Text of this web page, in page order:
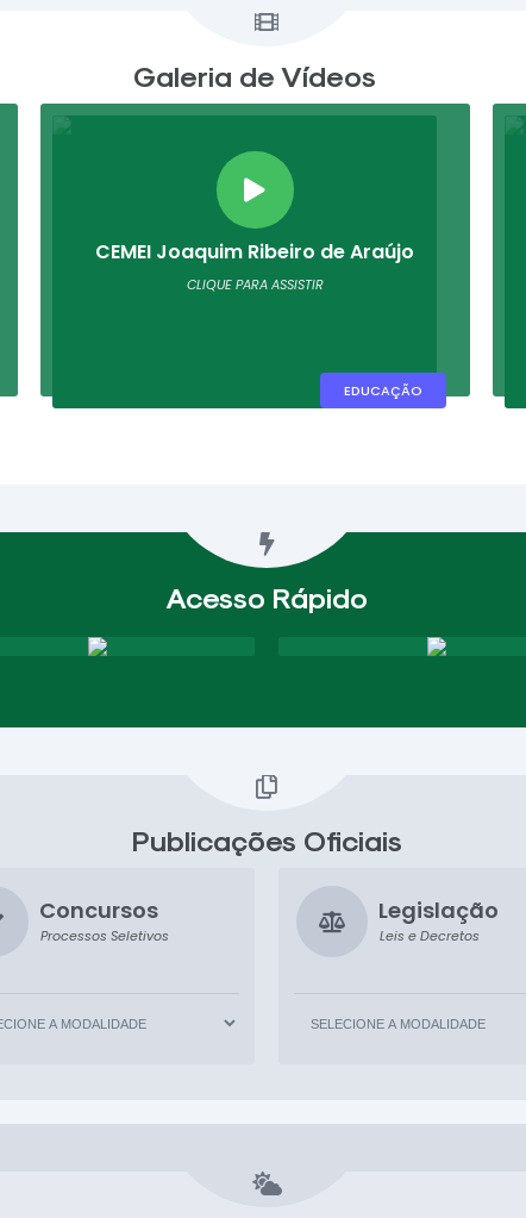
Galeria de Vídeos
CEMEI Joaquim Ribeiro de Araújo
CLIQUE PARA ASSISTIR
EDUCAÇÃO
Acesso Rápido
Publicações Oficiais
Concursos
Processos Seletivos
Legislação
Leis e Decretos